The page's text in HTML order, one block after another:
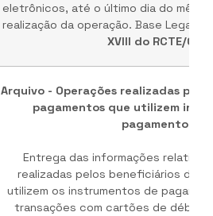
eletrônicos, até o último dia do mês
realização da operação. Base Legal:
XVIII do RCTE/GO
Arquivo - Operações realizadas
pagamentos que utilizem
pagamento
Entrega das informações
realizadas pelos beneficiários de
utilizem os instrumentos de
transações com cartões de